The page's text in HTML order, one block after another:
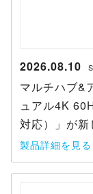
2026.08.10
マルチハブ&
ュアル4K
対応）」が新
製品詳細を見る